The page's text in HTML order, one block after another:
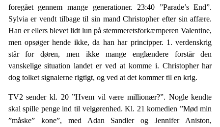
foregået gennem mange generationer. 23:40 ”Parade’s End”.
Sylvia er vendt tilbage til sin mand Christopher efter sin affære.
Han er ellers blevet lidt lun på stemmeretsforkæmperen Valentine,
men opsøger hende ikke, da han har principper. 1. verdenskrig
står for døren, men ikke mange englændere forstår den
vanskelige situation landet er ved at komme i. Christopher har
dog tolket signalerne rigtigt, og ved at det kommer til en krig.
TV2 sender kl. 20 ”Hvem vil være millionær?”. Nogle kendte
skal spille penge ind til velgørenhed. Kl. 21 komedien ”Mød min
”måske” kone”, med Adan Sandler og Jennifer Aniston,